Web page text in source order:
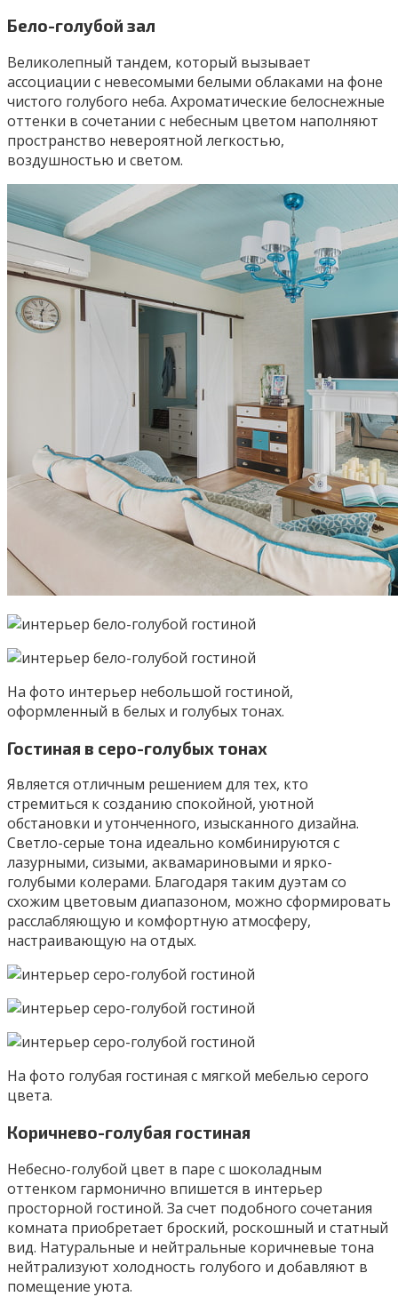
Бело-голубой зал
Великолепный тандем, который вызывает
ассоциации с невесомыми белыми облаками на фоне
чистого голубого неба. Ахроматические белоснежные
оттенки в сочетании с небесным цветом наполняют
пространство невероятной легкостью,
воздушностью и светом.
На фото интерьер небольшой гостиной,
оформленный в белых и голубых тонах.
Гостиная в серо-голубых тонах
Является отличным решением для тех, кто
стремиться к созданию спокойной, уютной
обстановки и утонченного, изысканного дизайна.
Светло-серые тона идеально комбинируются с
лазурными, сизыми, аквамариновыми и ярко-
голубыми колерами. Благодаря таким дуэтам со
схожим цветовым диапазоном, можно сформировать
расслабляющую и комфортную атмосферу,
настраивающую на отдых.
На фото голубая гостиная с мягкой мебелью серого
цвета.
Коричнево-голубая гостиная
Небесно-голубой цвет в паре с шоколадным
оттенком гармонично впишется в интерьер
просторной гостиной. За счет подобного сочетания
комната приобретает броский, роскошный и статный
вид. Натуральные и нейтральные коричневые тона
нейтрализуют холодность голубого и добавляют в
помещение уюта.